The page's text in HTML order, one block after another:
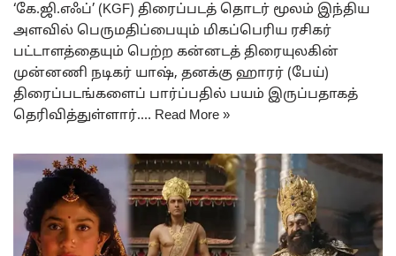
‘கே.ஜி.எஃப்’ (KGF) திரைப்படத் தொடர் மூலம் இந்திய
அளவில் பெருமதிப்பையும் மிகப்பெரிய ரசிகர்
பட்டாளத்தையும் பெற்ற கன்னடத் திரையுலகின்
முன்னணி நடிகர் யாஷ், தனக்கு ஹாரர் (பேய்)
திரைப்படங்களைப் பார்ப்பதில் பயம் இருப்பதாகத்
தெரிவித்துள்ளார்.… Read More »